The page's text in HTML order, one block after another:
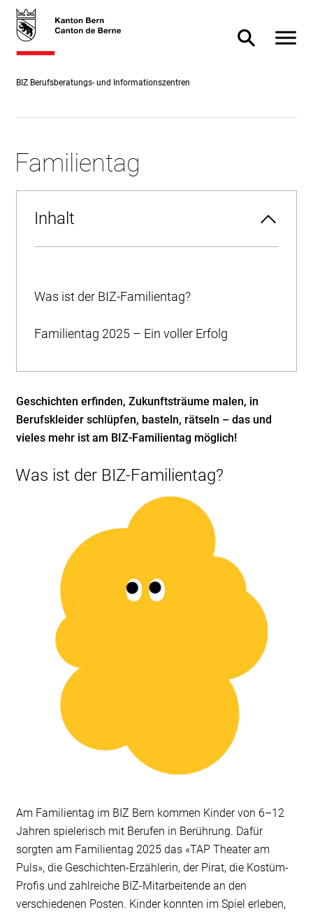
Direkt
zum
Inhalt
skiplink.toNavigation
skiplink.toStartPage
Direkt
Suche
BIZ Berufsberatungs- und Informationszentren
Suche ein-
Familientag
Inhalt
Was ist der BIZ-Familientag?
Familientag 2025 – Ein voller Erfolg
Geschichten erfinden, Zukunftsträume malen, in
Berufskleider schlüpfen, basteln, rätseln – das und
vieles mehr ist am BIZ-Familientag möglich!
Was ist der BIZ-Familientag?
Am Familientag im BIZ Bern kommen Kinder von 6–12
Jahren spielerisch mit Berufen in Berührung. Dafür
sorgten am Familientag 2025 das «TAP Theater am
Puls», die Geschichten-Erzählerin, der Pirat, die Kostüm-
Profis und zahlreiche BIZ-Mitarbeitende an den
verschiedenen Posten. Kinder konnten im Spiel erleben,